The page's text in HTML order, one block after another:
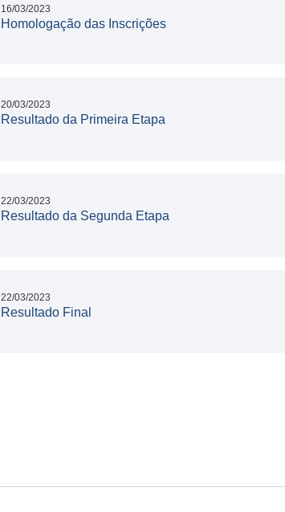
16/03/2023
Homologação das Inscrições
20/03/2023
Resultado da Primeira Etapa
22/03/2023
Resultado da Segunda Etapa
22/03/2023
Resultado Final